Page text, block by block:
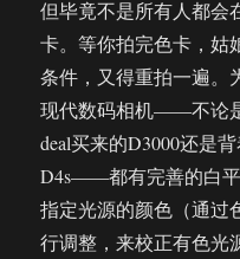
但毕竟不是所有人都会
卡。等你拍完色卡，姑
条件，又得重拍一遍。
现代数码相机——不论
deal买来的D3000还是
D4s——都有完善的白
指定光源的颜色（通过
行调整，来校正有色光